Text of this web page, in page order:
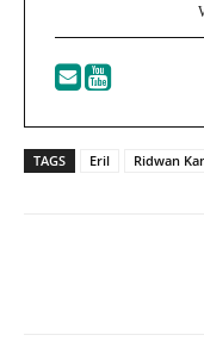
TAGS Eril Ridwan